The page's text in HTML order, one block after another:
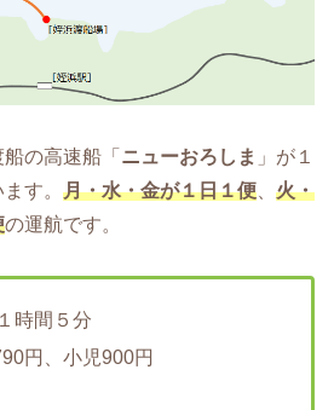
の高速船「 ニューおろしま 」が１
す。 月・水・金が１日１便
火・
の運航です。
時間５分
円、小児900円